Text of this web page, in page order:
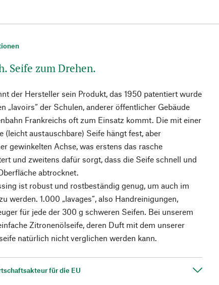
Seife zum Drehen.
der Hersteller sein Produkt, das 1950 patentiert wurde
„lavoirs“ der Schulen, anderer öffentlicher Gebäude
Frankreichs oft zum Einsatz kommt. Die mit einer
(leicht austauschbare) Seife hängt fest, aber
gewinkelten Achse, was erstens das rasche
und zweitens dafür sorgt, dass die Seife schnell und
abtrocknet.
ist robust und rostbeständig genug, um auch im
werden. 1.000 „lavages“, also Handreinigungen,
für jede der 300 g schweren Seifen. Bei unserem
Zitronenölseife, deren Duft mit dem unserer
natürlich nicht verglichen werden kann.
für die EU